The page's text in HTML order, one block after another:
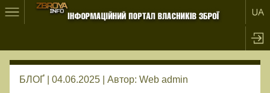
БЛОҐ | 04.06.2025 | Автор: Web admin